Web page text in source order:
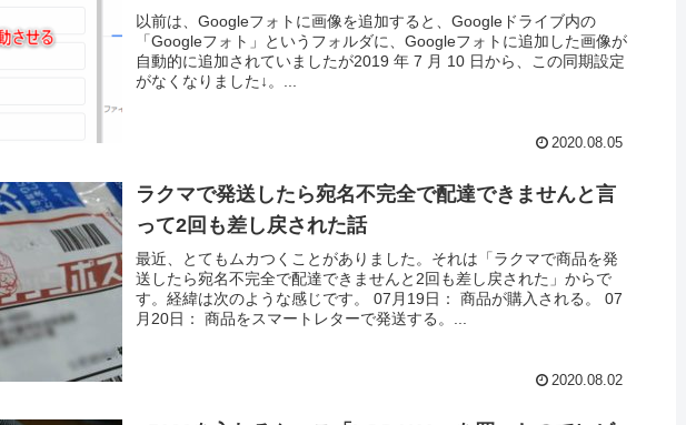
以前は、Googleフォトに画像を追加すると、Googleドライブ内の
「Googleフォト」というフォルダに、Googleフォトに追加した画像が
自動的に追加されていましたが2019 年 7 月 10 日から、この同期設定
がなくなりました↓。...
2020.08.05
ラクマで発送したら宛名不完全で配達できませんと言
って2回も差し戻された話
最近、とてもムカつくことがありました。それは「ラクマで商品を発
送したら宛名不完全で配達できませんと2回も差し戻された」からで
す。経緯は次のような感じです。 07月19日： 商品が購入される。 07
月20日： 商品をスマートレターで発送する。...
2020.08.02